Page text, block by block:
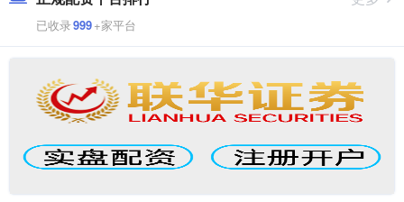
已收录999+家平台